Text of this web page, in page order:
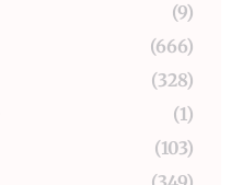
(9)
(666)
(328)
(1)
(103)